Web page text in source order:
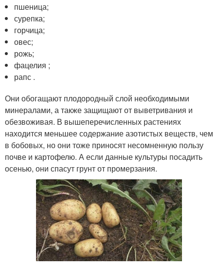
пшеница;
сурепка;
горчица;
овес;
рожь;
фацелия ;
рапс .
Они обогащают плодородный слой необходимыми
минералами, а также защищают от выветривания и
обезвоживая. В вышеперечисленных растениях
находится меньшее содержание азотистых веществ, чем
в бобовых, но они тоже приносят несомненную пользу
почве и картофелю. А если данные культуры посадить
осенью, они спасут грунт от промерзания.